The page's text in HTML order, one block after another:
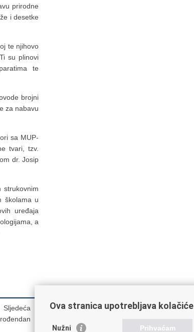
prirodne
i desetke
te njihovo
su plinovi
te
brojni
za nabavu
sa MUP-
tvari, tzv.
dr. Josip
strukovnim
školama u
uređaja
a
Sljedeća
Ova stranica upotrebljava kolačiće
Nužni Prihvaćam